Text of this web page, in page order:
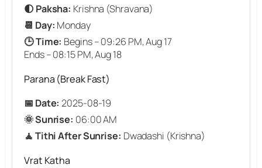
🌓 Paksha: Krishna (Shravana)
📆 Day: Monday
🕒 Time: Begins – 09:26 PM, Aug 17
Ends – 08:15 PM, Aug 18
Parana (Break Fast)
📅 Date: 2025-08-19
🌞 Sunrise: 06:00 AM
🧘 Tithi After Sunrise: Dwadashi (Krishna)
Vrat Katha